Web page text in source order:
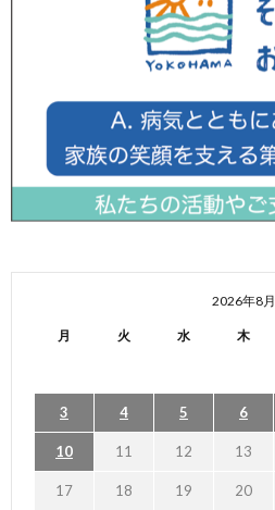
2026年8月
月 火 水 木
3 4 5 6
10 11 12 13
17 18 19 20